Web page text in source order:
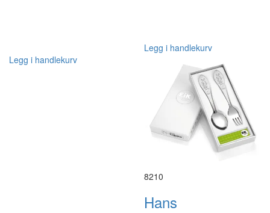
Legg i handlekurv
Legg i handlekurv
8210
Hans